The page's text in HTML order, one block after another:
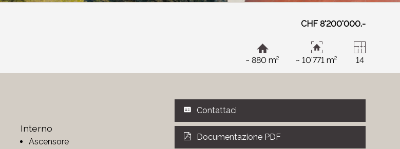
CHF 8'200'000.-
~ 880 m² ~ 10'771 m² 14
Interno
Ascensore
Contattaci
Documentazione PDF